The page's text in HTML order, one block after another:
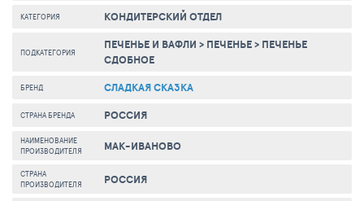
КАТЕГОРИЯ КОНДИТЕРСКИЙ ОТДЕЛ
ПОДКАТЕГОРИЯ ПЕЧЕНЬЕ И ВАФЛИ > ПЕЧЕНЬЕ> ПЕЧЕНЬЕ
СДОБНОЕ
БРЕНД СЛАДКАЯ СКАЗКА
СТРАНА БРЕНДА РОССИЯ
НАИМЕНОВАНИЕ
ПРОИЗВОДИТЕЛЯ
МАК-ИВАНОВО
СТРАНА
ПРОИЗВОДИТЕЛЯ
РОССИЯ